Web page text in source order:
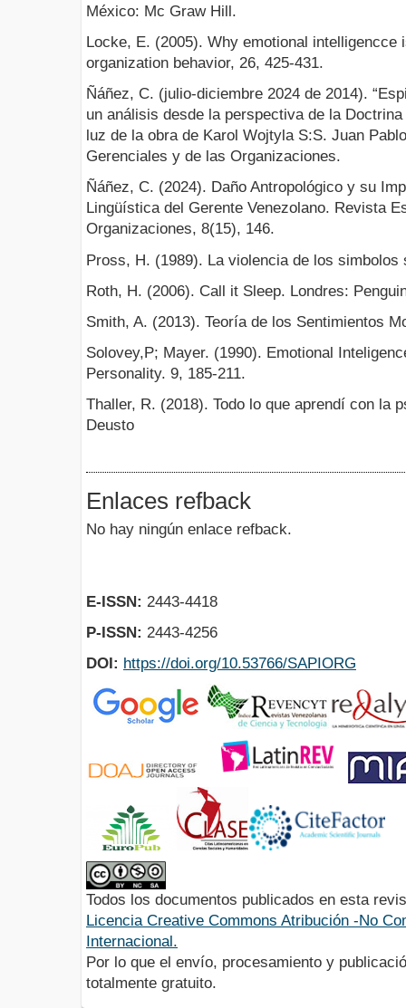
México: Mc Graw Hill.
Locke, E. (2005). Why emotional
organization behavior, 26, 425-431.
Ñáñez, C. (julio-diciembre 2024 de 2014).
un análisis desde la perspectiva de la
luz de la obra de Karol Wojtyla S:S. Juan
Gerenciales y de las Organizaciones.
Ñáñez, C. (2024). Daño Antropológico y su
Lingüística del Gerente Venezolano. Revista
Organizaciones, 8(15), 146.
Pross, H. (1989). La violencia de los
Roth, H. (2006). Call it Sleep. Londres:
Smith, A. (2013). Teoría de los Sentimientos
Solovey,P; Mayer. (1990). Emotional
Personality. 9, 185-211.
Thaller, R. (2018). Todo lo que aprendí con la
Deusto
Enlaces refback
No hay ningún enlace refback.
E-ISSN: 2443-4418
P-ISSN: 2443-4256
DOI: https://doi.org/10.53766/SAPIORG
Todos los documentos publicados en esta
Licencia Creative Commons Atribución -No
Internacional.
Por lo que el envío, procesamiento y
totalmente gratuito.